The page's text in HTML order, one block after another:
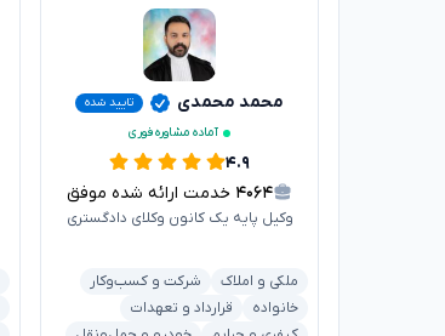
محمد محمدی
تایید شده
آماده مشاوره فوری
۴.۹
۴۰۶۴ خدمت ارائه شده موفق
وکیل پایه یک کانون وکلای دادگستری
ملکی و املاک
شرکت و کسب‌وکار
خانواده
قرارداد و تعهدات